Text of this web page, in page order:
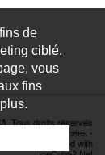
Tous droits réservés
des données -
Generated with
de
ciblé.
vous
fins